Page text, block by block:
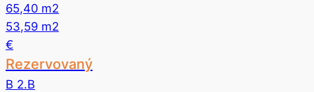
65,40 m2
53,59 m2
€
Rezervovaný
B 2.B